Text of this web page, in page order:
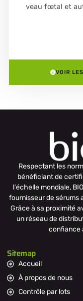
veau fœtal et
VOIR
Respectant les
bénéficiant de
l'échelle mondiale,
fournisseur de sérums
Grâce à sa proximité
un réseau de
confiance
Sitemap
Accueil
À propos de nous
Contrôle par lots